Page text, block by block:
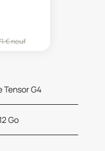
€ neuf
Tensor G4
Go